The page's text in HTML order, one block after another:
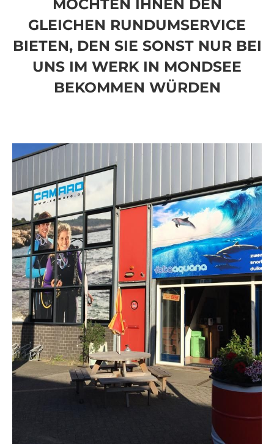
MÖCHTEN IHNEN DEN
GLEICHEN RUNDUMSERVICE
BIETEN, DEN SIE SONST NUR BEI
UNS IM WERK IN MONDSEE
BEKOMMEN WÜRDEN